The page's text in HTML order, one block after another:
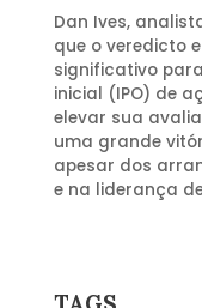
Dan Ives,
que o veredicto
significativo
inicial (IPO) de
elevar sua
uma grande
apesar dos
e na liderança